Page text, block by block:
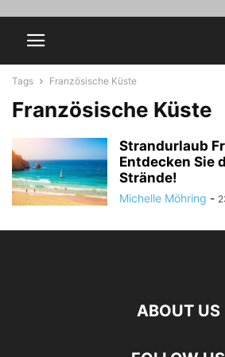
Tags Französische Küste
Französische Küste
Strandurlaub
Entdecken Sie
Strände!
Michelle Möhring -
ABOUT US